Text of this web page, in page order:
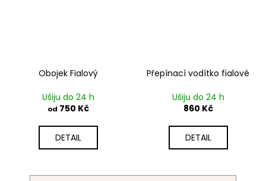
Obojek Fialový
Ušiju do 24 h
od 750 Kč
DETAIL
Přepínací vodítko fialové
Ušiju do 24 h
860 Kč
DETAIL